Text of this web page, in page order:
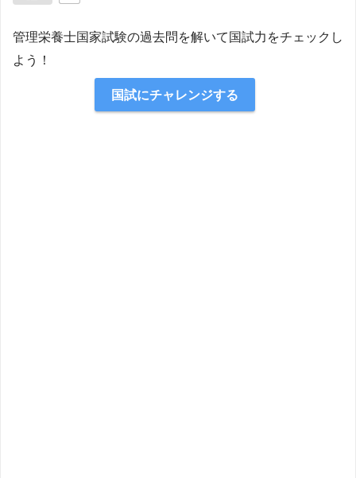
管理栄養士国家試験の過去問を解いて国試力をチェックし
よう！
国試にチャレンジする